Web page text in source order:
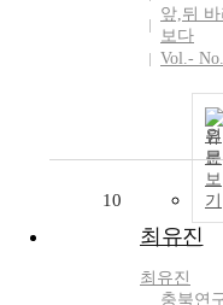
앞,뒤
보다
Vol.-
원
문
보
기
10
최유진
최유진
충북연